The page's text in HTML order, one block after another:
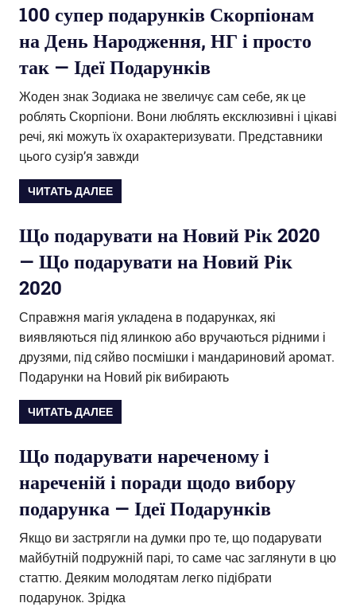
100 супер подарунків Скорпіонам
на День Народження, НГ і просто
так — Ідеї Подарунків
Жоден знак Зодиака не звеличує сам себе, як це
роблять Скорпіони. Вони люблять ексклюзивні і цікаві
речі, які можуть їх охарактеризувати. Представники
цього сузір’я завжди
ЧИТАТЬ ДАЛЕЕ
Що подарувати на Новий Рік 2020
— Що подарувати на Новий Рік
2020
Справжня магія укладена в подарунках, які
виявляються під ялинкою або вручаються рідними і
друзями, під сяйво посмішки і мандариновий аромат.
Подарунки на Новий рік вибирають
ЧИТАТЬ ДАЛЕЕ
Що подарувати нареченому і
нареченій і поради щодо вибору
подарунка — Ідеї Подарунків
Якщо ви застрягли на думки про те, що подарувати
майбутній подружній парі, то саме час заглянути в цю
статтю. Деяким молодятам легко підібрати
подарунок. Зрідка